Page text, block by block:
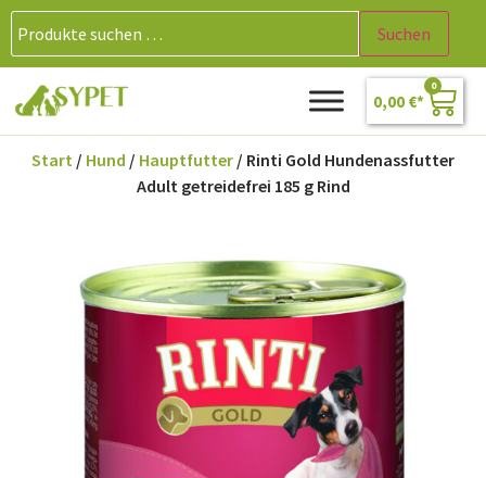
Suchen
0,00 €
0
Start / Hund / Hauptfutter / Rinti Gold Hundenassfutter
Adult getreidefrei 185 g Rind